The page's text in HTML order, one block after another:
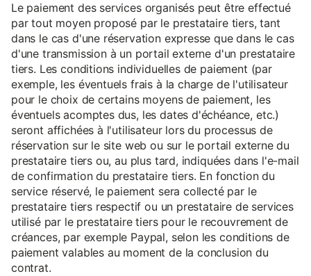
Le paiement des services organisés peut être effectué
par tout moyen proposé par le prestataire tiers, tant
dans le cas d'une réservation expresse que dans le cas
d'une transmission à un portail externe d'un prestataire
tiers. Les conditions individuelles de paiement (par
exemple, les éventuels frais à la charge de l'utilisateur
pour le choix de certains moyens de paiement, les
éventuels acomptes dus, les dates d'échéance, etc.)
seront affichées à l'utilisateur lors du processus de
réservation sur le site web ou sur le portail externe du
prestataire tiers ou, au plus tard, indiquées dans l'e-mail
de confirmation du prestataire tiers. En fonction du
service réservé, le paiement sera collecté par le
prestataire tiers respectif ou un prestataire de services
utilisé par le prestataire tiers pour le recouvrement de
créances, par exemple Paypal, selon les conditions de
paiement valables au moment de la conclusion du
contrat.